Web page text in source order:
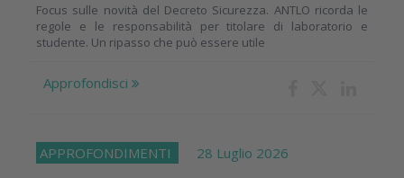
Focus sulle novità del Decreto Sicurezza. ANTLO ricorda le
regole e le responsabilità per titolare di laboratorio e
studente. Un ripasso che può essere utile
Approfondisci
APPROFONDIMENTI 28 Luglio 2026